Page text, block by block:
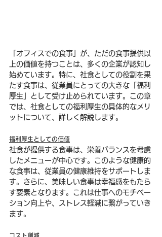
「オフィスでの食事」が、ただの食事提供以
上の価値を持つことは、多くの企業が認知し
始めています。特に、社食としての役割を果
たす食事は、従業員にとっての大きな「福利
厚生」として受け止められています。この章
では、社食としての福利厚生の具体的なメリ
ットについて、詳しく解説します。
福利厚生としての価値
社食が提供する食事は、栄養バランスを考慮
したメニューが中心です。このような健康的
な食事は、従業員の健康維持をサポートしま
す。さらに、美味しい食事は幸福感をもたら
す要素となります。これは仕事へのモチベー
ション向上や、ストレス軽減に繋がっていき
ます。
コスト削減